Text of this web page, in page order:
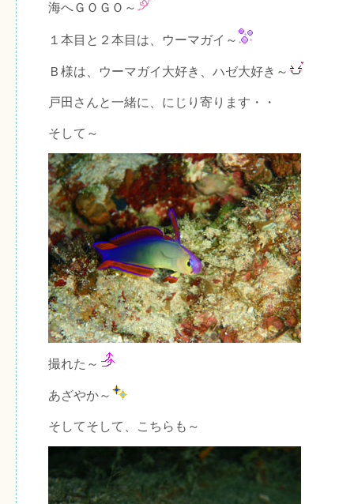
海へＧＯＧＯ～
１本目と２本目は、ウーマガイ～
Ｂ様は、ウーマガイ大好き、ハゼ大好き～
戸田さんと一緒に、にじり寄ります・・
そして～
撮れた～
あざやか～
そしてそして、こちらも～